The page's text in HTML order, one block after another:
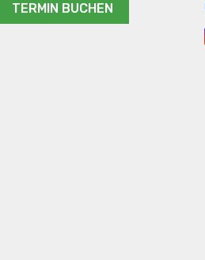
TERMIN BUCHEN